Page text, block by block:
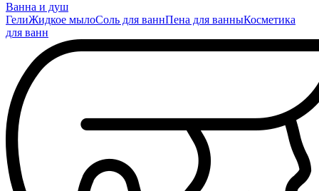
Ванна и душ
ГелиЖидкое мылоСоль для ваннПена для ванныКосметика
для ванн